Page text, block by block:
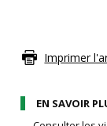
Imprimer
EN SAVOIR